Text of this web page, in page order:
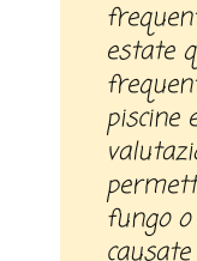
estate
piscine
fungo